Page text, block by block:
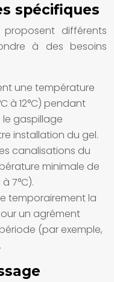
spécifiques
différents
à des besoins
une température
à 12°C) pendant
gaspillage
installation du gel.
canalisations du
minimale de
7°C).
temporairement la
un agrément
(par exemple,